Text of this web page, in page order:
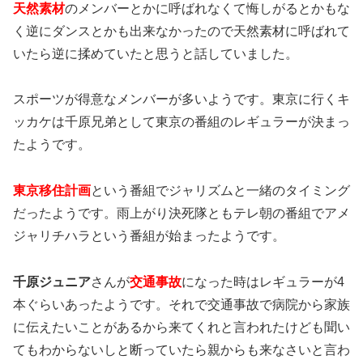
天然素材のメンバーとかに呼ばれなくて悔しがるとかもな
く逆にダンスとかも出来なかったので天然素材に呼ばれて
いたら逆に揉めていたと思うと話していました。
スポーツが得意なメンバーが多いようです。東京に行くキ
ッカケは千原兄弟として東京の番組のレギュラーが決まっ
たようです。
東京移住計画という番組でジャリズムと一緒のタイミング
だったようです。雨上がり決死隊ともテレ朝の番組でアメ
ジャリチハラという番組が始まったようです。
千原ジュニアさんが交通事故になった時はレギュラーが4
本ぐらいあったようです。それで交通事故で病院から家族
に伝えたいことがあるから来てくれと言われたけども聞い
てもわからないしと断っていたら親からも来なさいと言わ